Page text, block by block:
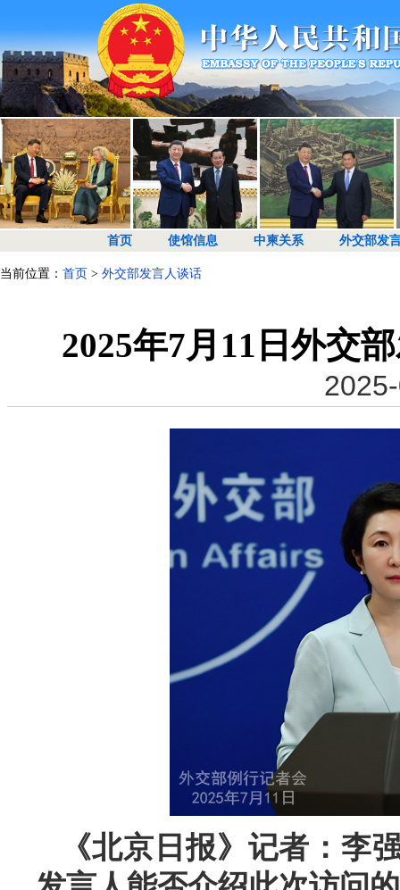
首页 使馆信息 中柬关系 外交部发
当前位置： 首页 > 外交部发言人谈话
2025年7月11日外交
《北京日报》记者：李